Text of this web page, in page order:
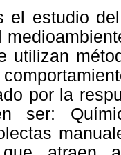
el estudio
utilizan
por la
ser: